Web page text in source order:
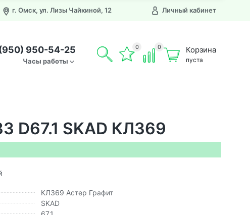
г. Омск, ул. Лизы Чайкиной, 12 Личный кабинет
950-54-25
Часы работы
0 0 Корзина
пуста
D67.1 SKAD КЛ369
КЛ369 Астер Графит
SKAD